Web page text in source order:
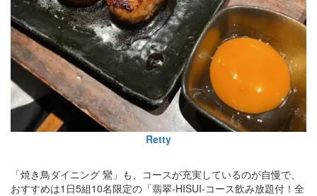
Retty
「焼き鳥ダイニング 鸞」も、コースが充実しているのが自慢で、
おすすめは1日5組10名限定の「翡翠-HISUI-コース飲み放題付！全